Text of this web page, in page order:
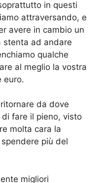
in questi
attraversando, e
avere in cambio un
stenta ad andare
qualche
al meglio la vostra
euro.
da dove
fare il pieno, visto
molta cara la
più del
migliori